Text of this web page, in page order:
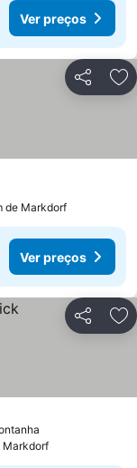
Ver preços
Partilhar
de Markdorf
Ver preços
Partilhar
Markdorf